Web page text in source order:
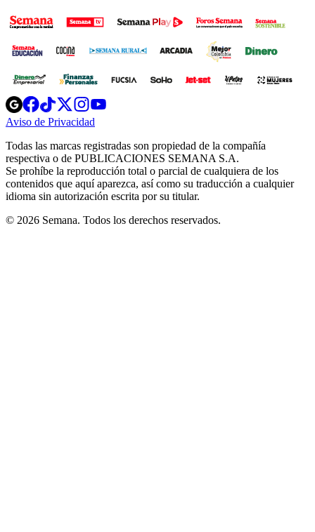
Opens
in
new
Opens
in
new
Opens
in
new
window
Opens
new
windowwindow
Aviso de Privacidad
new
window
Todas las marcas registradas son propiedad de la compañía
respectiva o de PUBLICACIONES SEMANA S.A.
Se prohíbe la reproducción total o parcial de cualquiera de los
contenidos que aquí aparezca, así como su traducción a cualquier
idioma sin autorización escrita por su titular.
© 2026 Semana. Todos los derechos reservados.